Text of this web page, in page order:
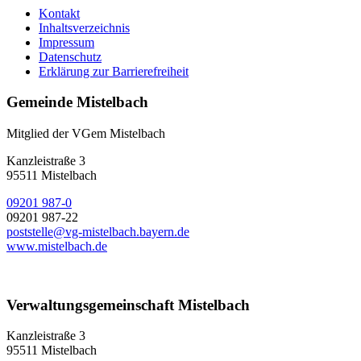
Kontakt
Inhaltsverzeichnis
Impressum
Datenschutz
Erklärung zur Barrierefreiheit
Gemeinde Mistelbach
Mitglied der VGem Mistelbach
Kanzleistraße 3
95511 Mistelbach
09201 987-0
09201 987-22
poststelle@vg-mistelbach.bayern.de
www.mistelbach.de
Verwaltungsgemeinschaft Mistelbach
Kanzleistraße 3
95511 Mistelbach